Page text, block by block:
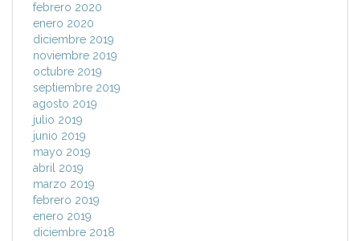
febrero 2020
enero 2020
diciembre 2019
noviembre 2019
octubre 2019
septiembre 2019
agosto 2019
julio 2019
junio 2019
mayo 2019
abril 2019
marzo 2019
febrero 2019
enero 2019
diciembre 2018